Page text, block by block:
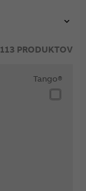
113PRODUKTOV
Tango®